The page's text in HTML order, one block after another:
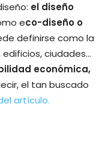
el diseño
eco-diseño o
definirse como la
ciudades…
económica,
el tan buscado
artículo.